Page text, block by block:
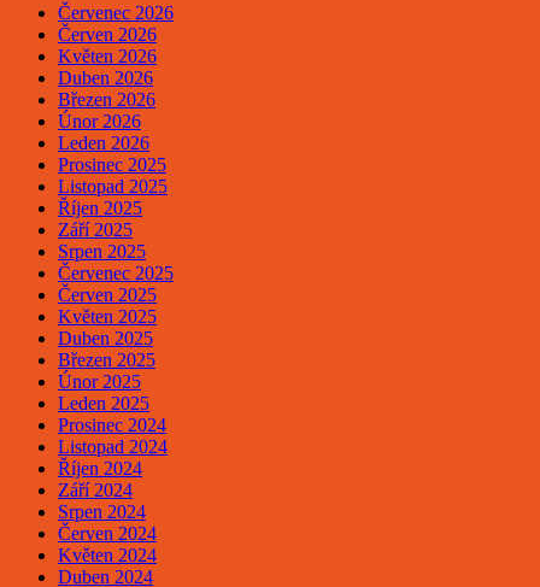
Červenec 2026
Červen 2026
Květen 2026
Duben 2026
Březen 2026
Únor 2026
Leden 2026
Prosinec 2025
Listopad 2025
Říjen 2025
Září 2025
Srpen 2025
Červenec 2025
Červen 2025
Květen 2025
Duben 2025
Březen 2025
Únor 2025
Leden 2025
Prosinec 2024
Listopad 2024
Říjen 2024
Září 2024
Srpen 2024
Červen 2024
Květen 2024
Duben 2024